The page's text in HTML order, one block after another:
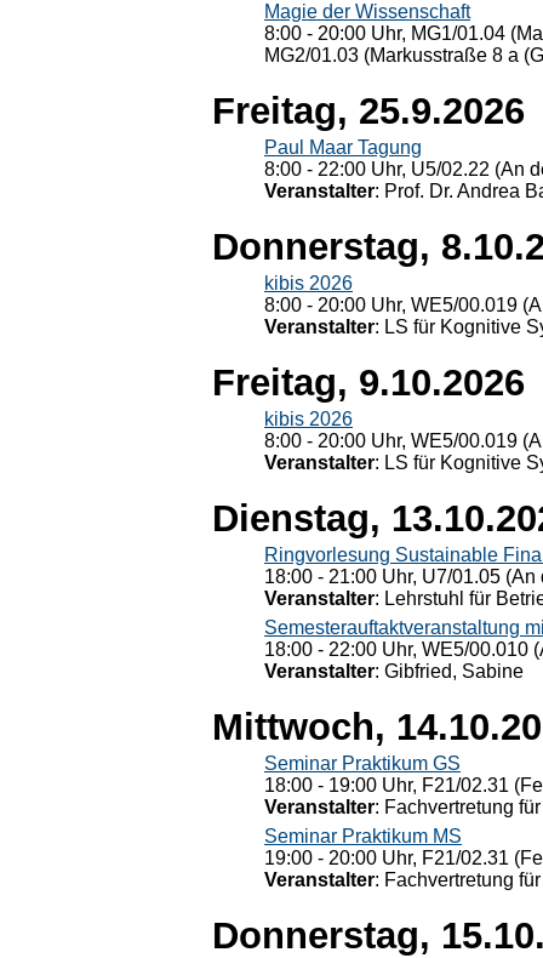
Magie der Wissenschaft
8:00 - 20:00 Uhr, MG1/01.04
MG2/01.03 (Markusstraße 8 a
Freitag, 25.9.2026
Paul Maar Tagung
8:00 - 22:00 Uhr, U5/02.22 (An
Veranstalter: Prof. Dr. Andrea
Donnerstag,
kibis 2026
8:00 - 20:00 Uhr, WE5/00.019
Veranstalter: LS für Kognitive
Freitag, 9.10.2026
kibis 2026
8:00 - 20:00 Uhr, WE5/00.019
Veranstalter: LS für Kognitive
Dienstag,
Ringvorlesung Sustainable
18:00 - 21:00 Uhr, U7/01.05
Veranstalter: Lehrstuhl für
Semesterauftaktveranstaltung
18:00 - 22:00 Uhr, WE5/00.010
Veranstalter: Gibfried, Sabine
Mittwoch,
Seminar Praktikum GS
18:00 - 19:00 Uhr, F21/02.31
Veranstalter: Fachvertretung
Seminar Praktikum MS
19:00 - 20:00 Uhr, F21/02.31
Veranstalter: Fachvertretung
Donnerstag,